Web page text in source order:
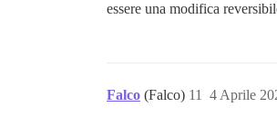
essere una modifica
Falco (Falco) 4 Aprile
11